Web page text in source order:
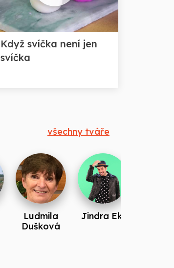
Když svíčka není jen
svíčka
všechny tváře
Ludmila
Dušková
Jindra Ekl